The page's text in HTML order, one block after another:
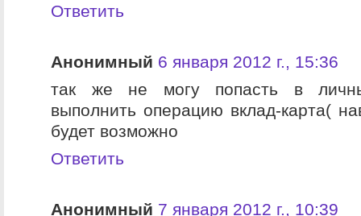
Ответить
Анонимный 6 января 2012 г., 15:36
так же не могу попасть в
выполнить операцию вклад-карта(
будет возможно
Ответить
Анонимный 7 января 2012 г., 10:39